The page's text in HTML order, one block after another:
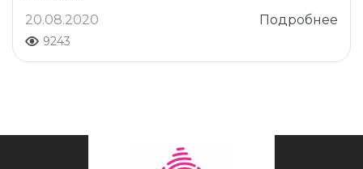
Подробнее
20.08.2020
9243